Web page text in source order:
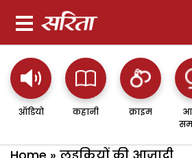
ऑडियो कहानी क्राइम